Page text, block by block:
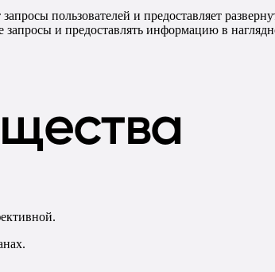
пользователей и предоставляет
запросы и предоставлять информацию в